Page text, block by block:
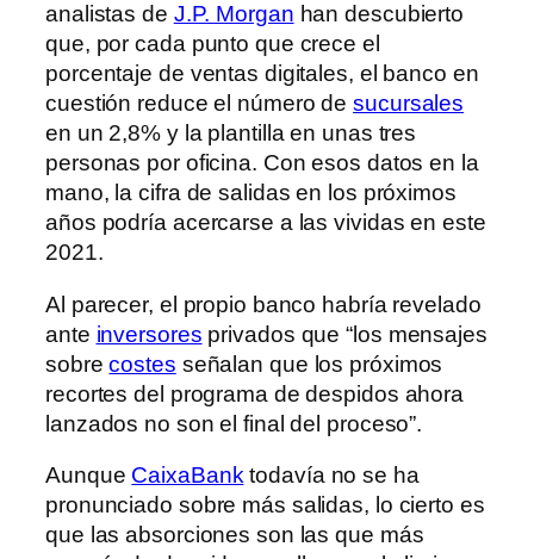
analistas de J.P. Morgan han descubierto
que, por cada punto que crece el
porcentaje de ventas digitales, el banco en
cuestión reduce el número desucursales
en un 2,8% y la plantilla en unas tres
personas por oficina. Con esos datos en la
mano, la cifra de salidas en los próximos
años podría acercarse a las vividas en este
2021.
Al parecer, el propio banco habría revelado
ante inversores privados que “los mensajes
sobrecostes señalan que los próximos
recortes del programa de despidos ahora
lanzados no son el final del proceso”.
Aunque CaixaBanktodavía no se ha
pronunciado sobre más salidas, lo cierto es
que las absorciones son las que más